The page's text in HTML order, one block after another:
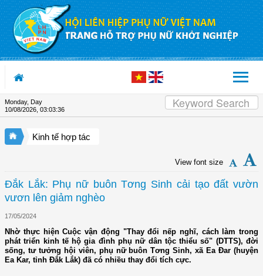
Skip to Content
Monday, Day
10/08/2026 03:03:37
Kinh tế hợp tác
View font size
Đắk Lắk: Phụ nữ buôn Tơng Sinh cải tạo đất vườn
vươn lên giảm nghèo
17/05/2024
Nhờ thực hiện Cuộc vận động "Thay đổi nếp nghĩ, cách làm trong
phát triển kinh tế hộ gia đình phụ nữ dân tộc thiểu số" (DTTS), đời
sống, tư tưởng hội viên, phụ nữ buôn Tơng Sinh, xã Ea Đar (huyện
Ea Kar, tỉnh Đắk Lắk) đã có nhiều thay đổi tích cực.